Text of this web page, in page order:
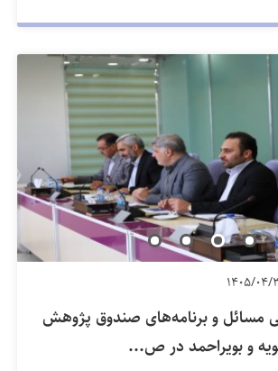
و برنامه‌های صندوق پژوهش
و بویراحمد در ص...